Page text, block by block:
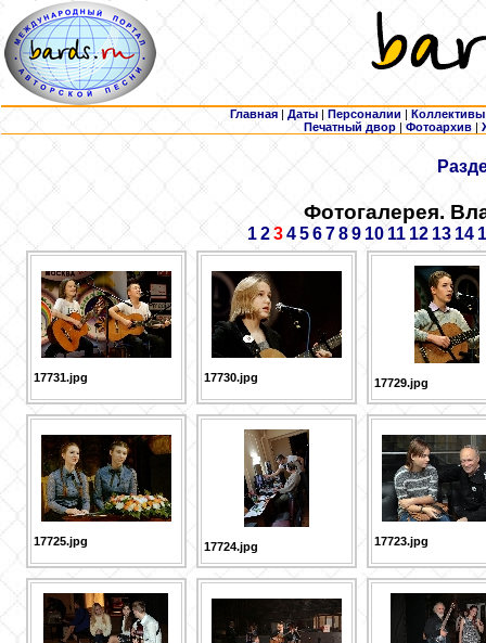
Главная | Даты | Персоналии | Коллективы
Печатный двор |Фотоархив |
Фотогалерея.
123456789 10 11 12 13 14
17731.jpg 17730.jpg 17729.jpg
17725.jpg 17724.jpg 17723.jpg